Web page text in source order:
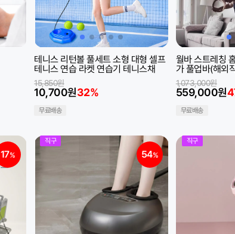
테니스 리턴볼 풀세트 소형 대형 셀프
테니스 연습 라켓 연습기 테니스채
10,700원32%
15,850원
무료배송
월바 스트레칭
가 풀업바(해외
559,000원
1,073,000원
무료배송
17%
직구
54%
직구